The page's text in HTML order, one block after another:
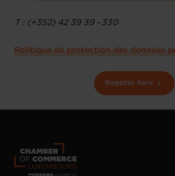
T : (+352) 42 39 39 - 330
Politique de protection des données
Register here